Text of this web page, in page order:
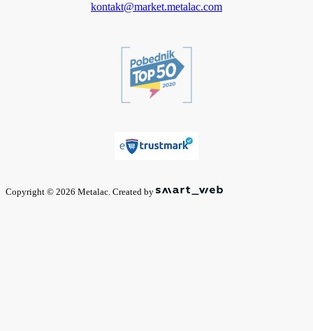
kontakt@market.metalac.com
Copyright © 2026 Metalac. Created by